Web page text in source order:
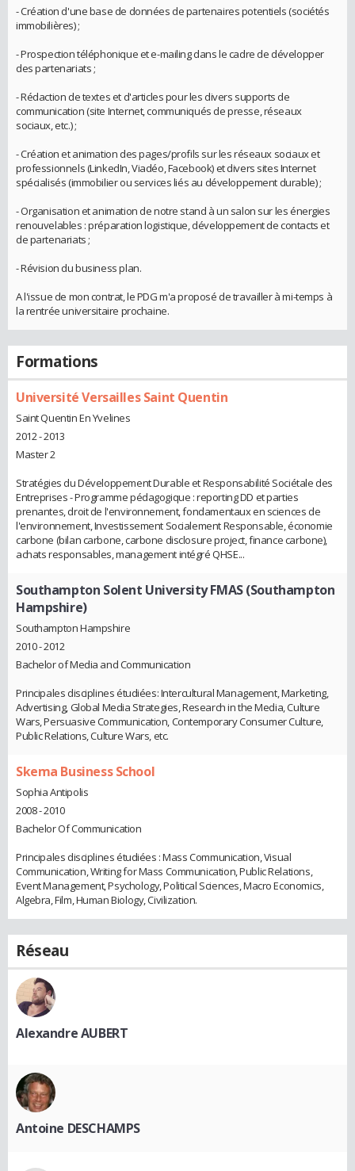
- Création d'une base de données de partenaires potentiels (sociétés
immobilières) ;
- Prospection téléphonique et e-mailing dans le cadre de développer
des partenariats ;
- Rédaction de textes et d'articles pour les divers supports de
communication (site Internet, communiqués de presse, réseaux
sociaux, etc.) ;
- Création et animation des pages/profils sur les réseaux sociaux et
professionnels (LinkedIn, Viadéo, Facebook) et divers sites Internet
spécialisés (immobilier ou services liés au développement durable) ;
- Organisation et animation de notre stand à un salon sur les énergies
renouvelables : préparation logistique, développement de contacts et
de partenariats ;
- Révision du business plan.
A l'issue de mon contrat, le PDG m'a proposé de travailler à mi-temps à
la rentrée universitaire prochaine.
Formations
Université Versailles Saint Quentin
Saint Quentin En Yvelines
2012 - 2013
Master 2
Stratégies du Développement Durable et Responsabilité Sociétale des
Entreprises - Programme pédagogique : reporting DD et parties
prenantes, droit de l'environnement, fondamentaux en sciences de
l'environnement, Investissement Socialement Responsable, économie
carbone (bilan carbone, carbone disclosure project, finance carbone),
achats responsables, management intégré QHSE...
Southampton Solent University FMAS (Southampton
Hampshire)
Southampton Hampshire
2010 - 2012
Bachelor of Media and Communication
Principales disciplines étudiées: Intercultural Management, Marketing,
Advertising, Global Media Strategies, Research in the Media, Culture
Wars, Persuasive Communication, Contemporary Consumer Culture,
Public Relations, Culture Wars, etc.
Skema Business School
Sophia Antipolis
2008 - 2010
Bachelor Of Communication
Principales disciplines étudiées : Mass Communication, Visual
Communication, Writing for Mass Communication, Public Relations,
Event Management, Psychology, Political Sciences, Macro Economics,
Algebra, Film, Human Biology, Civilization.
Réseau
Alexandre AUBERT
Antoine DESCHAMPS